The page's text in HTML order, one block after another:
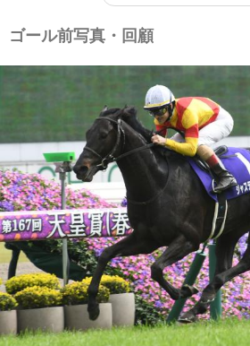
ゴール前写真・回顧